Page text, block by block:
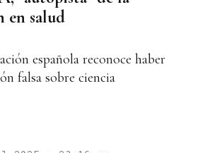
en salud
española reconoce haber
falsa sobre ciencia